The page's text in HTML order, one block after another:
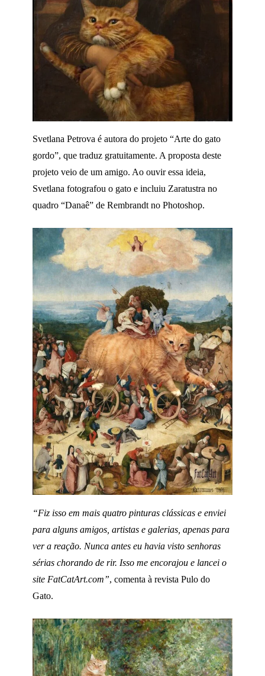
Svetlana Petrova é autora do projeto “Arte do gato
gordo”, que traduz gratuitamente. A proposta deste
projeto veio de um amigo. Ao ouvir essa ideia,
Svetlana fotografou o gato e incluiu Zaratustra no
quadro “Danaê” de Rembrandt no Photoshop.
“Fiz isso em mais quatro pinturas clássicas e enviei
para alguns amigos, artistas e galerias, apenas para
ver a reação. Nunca antes eu havia visto senhoras
sérias chorando de rir. Isso me encorajou e lancei o
site FatCatArt.com”, comenta à revista Pulo do
Gato.